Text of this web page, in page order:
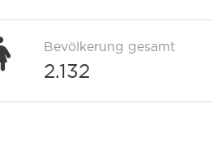
Bevölkerung gesamt
2.132